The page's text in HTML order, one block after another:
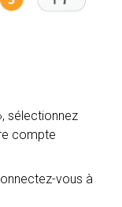
sélectionnez
compte
vous à